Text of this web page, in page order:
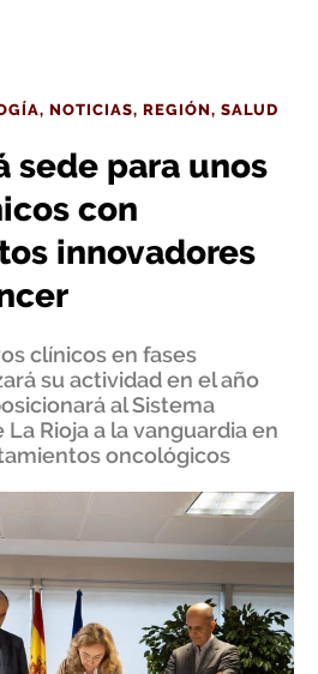
, NOTICIAS, REGIÓN, SALUD
sede para unos
con
innovadores
clínicos en fases
su actividad en el año
al Sistema
Rioja a la vanguardia en
oncológicos